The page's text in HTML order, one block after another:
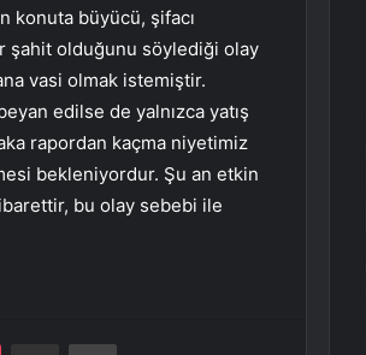
konuta büyücü, şifacı
şahit olduğunu söylediği olay
vasi olmak istemiştir.
edilse de yalnızca yatış
rapordan kaçma niyetimiz
bekleniyordur. Şu an etkin
bu olay sebebi ile
Pocket E-Posta ile paylaş Yazdır